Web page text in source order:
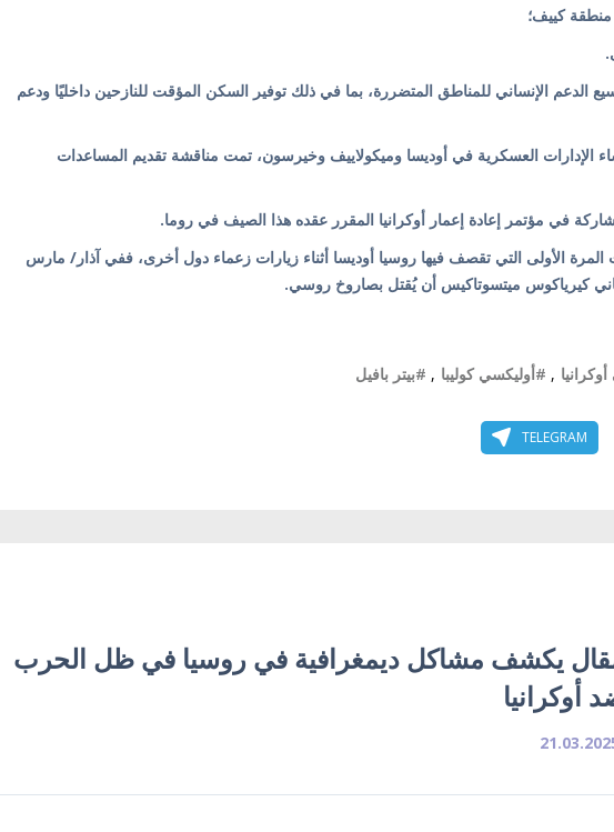
كييف؛
الدعم الإنساني للمناطق المتضررة، بما في ذلك توفير السكن المؤقت للنازحين داخليًا ودعم
الإدارات العسكرية في أوديسا وميكولاييف وخيرسون، تمت مناقشة تقديم المساعدات
في مؤتمر إعادة إعمار أوكرانيا المقرر عقده هذا الصيف في روما.
الأولى التي تقصف فيها روسيا أوديسا أثناء زيارات زعماء دول أخرى، ففي آذار/ مارس
كيرياكوس ميتسوتاكيس أن يُقتل بصاروخ روسي.
, #أوليكسي كوليبا , #بيتر بافيل
TELEGRAM
يكشف مشاكل ديمغرافية في روسيا في ظل الحرب
أوكرانيا